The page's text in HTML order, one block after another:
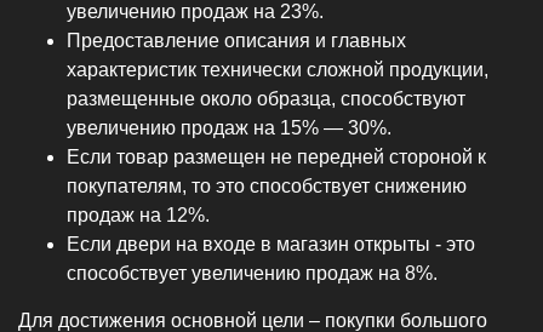
увеличению продаж на 23%.
Предоставление описания и главных
характеристик технически сложной продукции,
размещенные около образца, способствуют
увеличению продаж на 15% — 30%.
Если товар размещен не передней стороной к
покупателям, то это способствует снижению
продаж на 12%.
Если двери на входе в магазин открыты - это
способствует увеличению продаж на 8%.
Для достижения основной цели – покупки большого